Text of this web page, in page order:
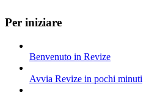
Per iniziare
Benvenuto in Revize
Avvia Revize in pochi minuti